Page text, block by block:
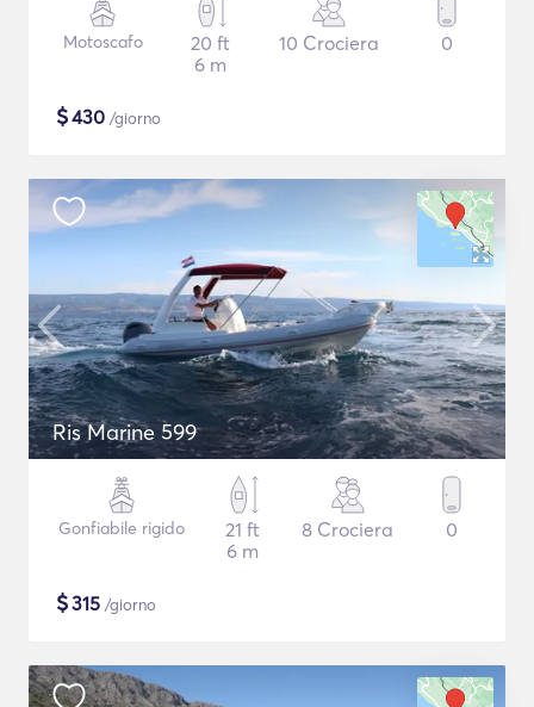
Motoscafo
20 ft
6 m
10 Crociera 0
$430 /giorno
Ris Marine 599
Gonfiabile rigido
21 ft
6 m
8 Crociera 0
$315 /giorno